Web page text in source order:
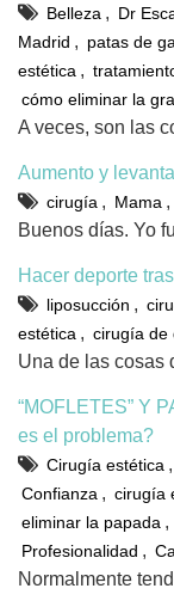
Belleza , Dr
Madrid , patas de
estética ,
cómo eliminar la
A veces, son las
Aumento y
cirugía , Mama ,
Buenos días. Yo
Hacer deporte
liposucción ,
estética , cirugía de
Una de las cosas
“MOFLETES” Y
es el problema?
Cirugía estética ,
Confianza , cirugía
eliminar la papada ,
Profesionalidad ,
Normalmente